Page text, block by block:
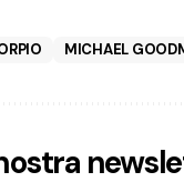
MICHAEL